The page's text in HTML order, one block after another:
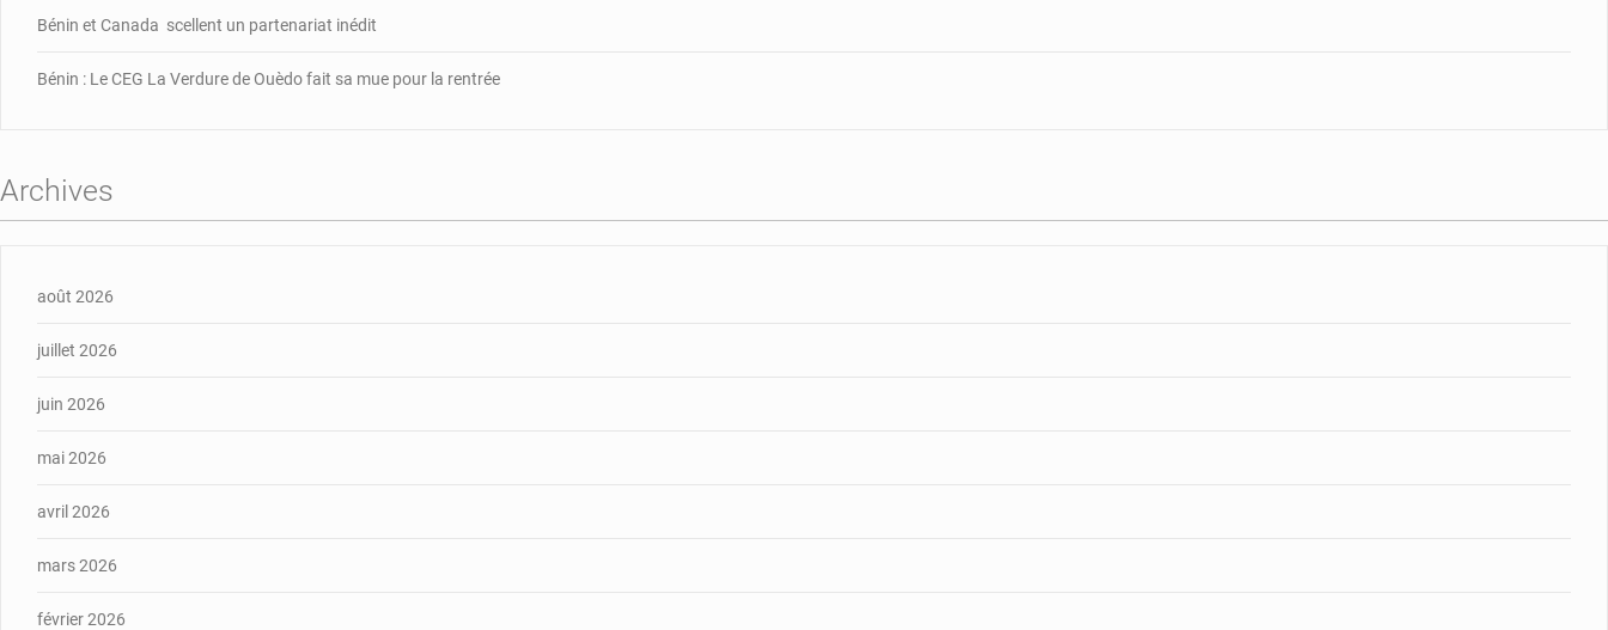
Bénin et Canada scellent un partenariat inédit
Bénin : Le CEG La Verdure de Ouèdo fait sa mue pour la rentrée
Archives
août 2026
juillet 2026
juin 2026
mai 2026
avril 2026
mars 2026
février 2026